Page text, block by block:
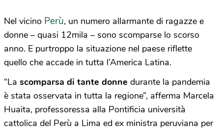
Nel vicino Perù, un numero allarmante di ragazze e
donne – quasi 12mila – sono scomparse lo scorso
anno. E purtroppo la situazione nel paese riflette
quello che accade in tutta l’America Latina.
“La scomparsa di tante donne durante la pandemia
è stata osservata in tutta la regione”, afferma Marcela
Huaita, professoressa alla Pontificia università
cattolica del Perù a Lima ed ex ministra peruviana per